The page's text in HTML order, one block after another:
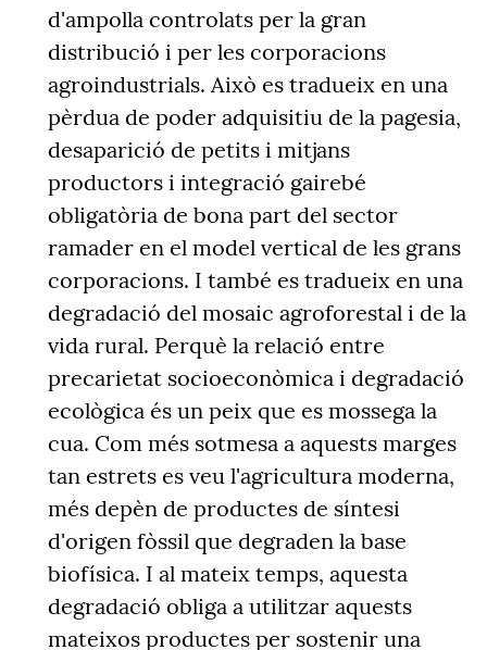
d'ampolla controlats per la gran
distribució i per les corporacions
agroindustrials. Això es tradueix en una
pèrdua de poder adquisitiu de la pagesia,
desaparició de petits i mitjans
productors i integració gairebé
obligatòria de bona part del sector
ramader en el model vertical de les grans
corporacions. I també es tradueix en una
degradació del mosaic agroforestal i de la
vida rural. Perquè la relació entre
precarietat socioeconòmica i degradació
ecològica és un peix que es mossega la
cua. Com més sotmesa a aquests marges
tan estrets es veu l'agricultura moderna,
més depèn de productes de síntesi
d'origen fòssil que degraden la base
biofísica. I al mateix temps, aquesta
degradació obliga a utilitzar aquests
mateixos productes per sostenir una